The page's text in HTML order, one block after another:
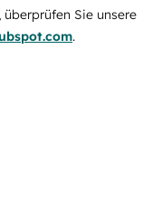
Sie unsere
.